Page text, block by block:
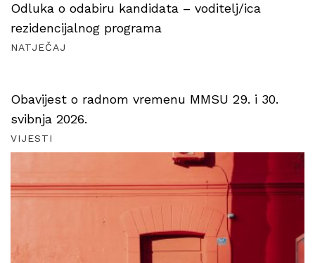
Odluka o odabiru kandidata – voditelj/ica
rezidencijalnog programa
NATJEČAJ
Obavijest o radnom vremenu MMSU 29. i 30.
svibnja 2026.
VIJESTI